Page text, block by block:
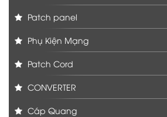
Patch panel
Phụ Kiện Mạng
Patch Cord
CONVERTER
Cáp Quang